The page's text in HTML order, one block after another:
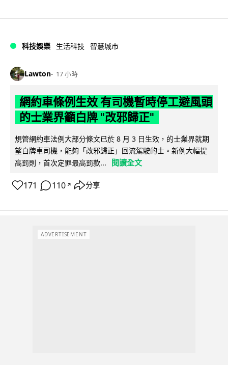
科技娛樂 生活科技 智慧城市
Lawton 17 小時
網約車條例生效 有司機暫時停工避風頭
的士業界籲白牌 "改邪歸正"
規管網約車法例大部分條文已於 8 月 3 日生效，的士業界就期
望白牌車司機，能夠「改邪歸正」回流駕駛的士。新例大幅提
高罰則，首次定罪最高罰款...
閱讀全文
171 110 ↗ 分享
ADVERTISEMENT